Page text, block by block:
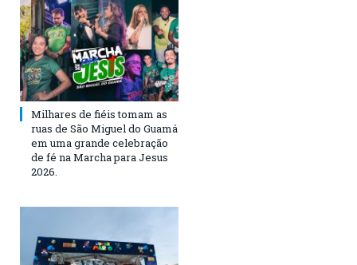
Milhares de fiéis tomam as
ruas de São Miguel do Guamá
em uma grande celebração
de fé na Marcha para Jesus
2026.